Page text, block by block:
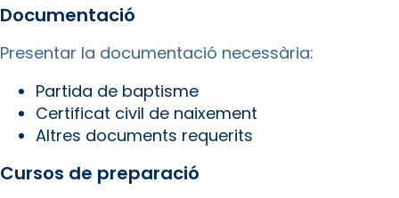
Documentació
Presentar la documentació necessària:
Partida de baptisme
Certificat civil de naixement
Altres documents requerits
Cursos de preparació